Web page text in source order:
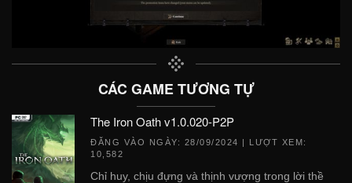
CÁC GAME TƯƠNG TỰ
The Iron Oath v1.0.020-P2P
ĐĂNG VÀO NGÀY: 28/09/2024 | LƯỢT XEM:
10,582
Chỉ huy, chịu đựng và thịnh vượng trong lời thề